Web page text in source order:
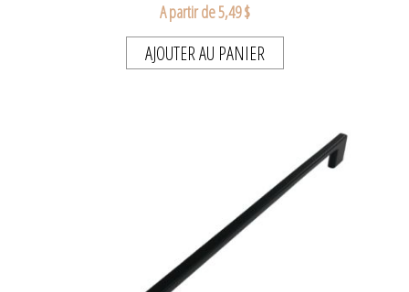
A partir de 5,49 $
AJOUTER AU PANIER